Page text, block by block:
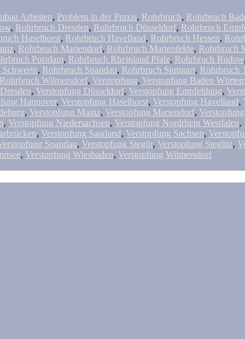
Arbeiten, Problem in der Praxis, Rohrbruch, Rohrbruch
, Rohrbruch Dresden, Rohrbruch Düsseldorf, Rohrbruch
Haselhorst, Rohrbruch Havelland, Rohrbruch Hessen,
, Rohrbruch Mariendorf, Rohrbruch Marienfelde, Rohrbruch
Potsdam, Rohrbruch Rheinland Pfalz, Rohrbruch Rudow,
Schwerin, Rohrbruch Spandau, Rohrbruch Stuttgart, Rohrbruch
Rohrbruch Wilmersdorf, Verstopfung, Verstopfung Baden
, Verstopfung Düsseldorf, Verstopfung Empfehlung,
Hannover, Verstopfung Haselhorst, Verstopfung Havelland,
, Verstopfung Mainz, Verstopfung Mariendorf,
, Verstopfung Niedersachsen, Verstopfung Nordrhein Westfalen,
, Verstopfung Saarland, Verstopfung Sachsen,
Spandau, Verstopfung Steglit, Verstopfung Steglitz,
, Verstopfung Wiesbaden, Verstopfung Wilmersdorf